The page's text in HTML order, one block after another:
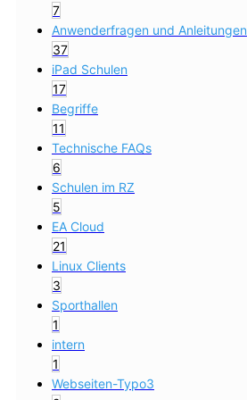
7
Anwenderfragen und Anleitungen
37
iPad Schulen
17
Begriffe
11
Technische FAQs
6
Schulen im RZ
5
EA Cloud
21
Linux Clients
3
Sporthallen
1
intern
1
Webseiten-Typo3